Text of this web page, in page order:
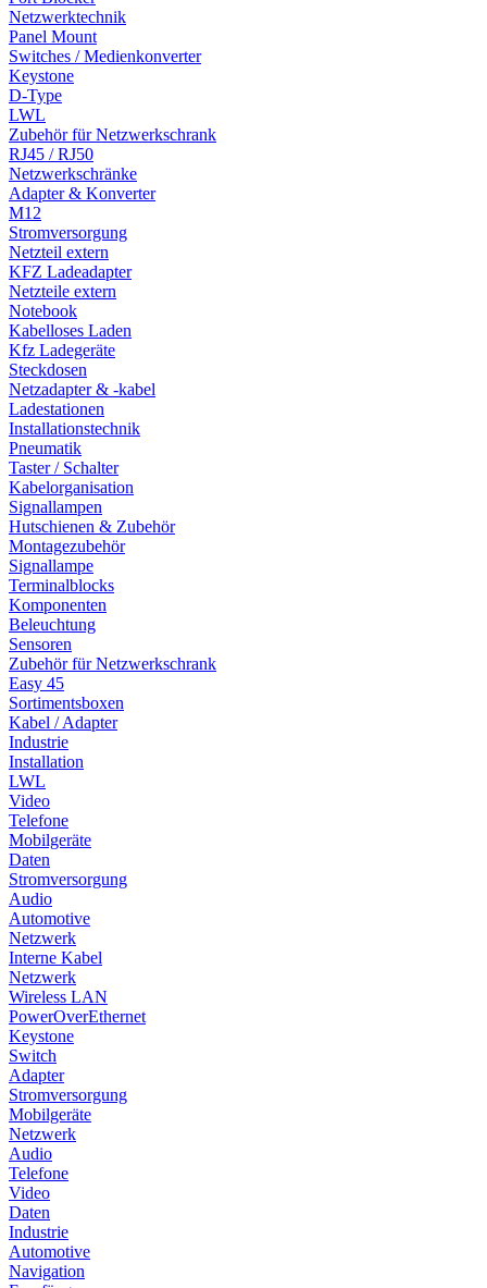
Netzwerktechnik
Panel Mount
Switches / Medienkonverter
Keystone
D-Type
LWL
Zubehör für Netzwerkschrank
RJ45 / RJ50
Netzwerkschränke
Adapter & Konverter
M12
Stromversorgung
Netzteil extern
KFZ Ladeadapter
Netzteile extern
Notebook
Kabelloses Laden
Kfz Ladegeräte
Steckdosen
Netzadapter & -kabel
Ladestationen
Installationstechnik
Pneumatik
Taster / Schalter
Kabelorganisation
Signallampen
Hutschienen & Zubehör
Montagezubehör
Signallampe
Terminalblocks
Komponenten
Beleuchtung
Sensoren
Zubehör für Netzwerkschrank
Easy 45
Sortimentsboxen
Kabel / Adapter
Industrie
Installation
LWL
Video
Telefone
Mobilgeräte
Daten
Stromversorgung
Audio
Automotive
Netzwerk
Interne Kabel
Netzwerk
Wireless LAN
PowerOverEthernet
Keystone
Switch
Adapter
Stromversorgung
Mobilgeräte
Netzwerk
Audio
Telefone
Video
Daten
Industrie
Automotive
Navigation